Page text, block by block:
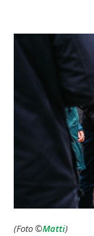
(Foto ©Matti)